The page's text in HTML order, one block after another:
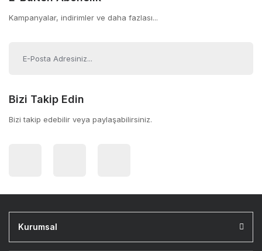
Kampanyalar, indirimler ve daha fazlası...
Bizi Takip Edin
Bizi takip edebilir veya paylaşabilirsiniz.
Kurumsal